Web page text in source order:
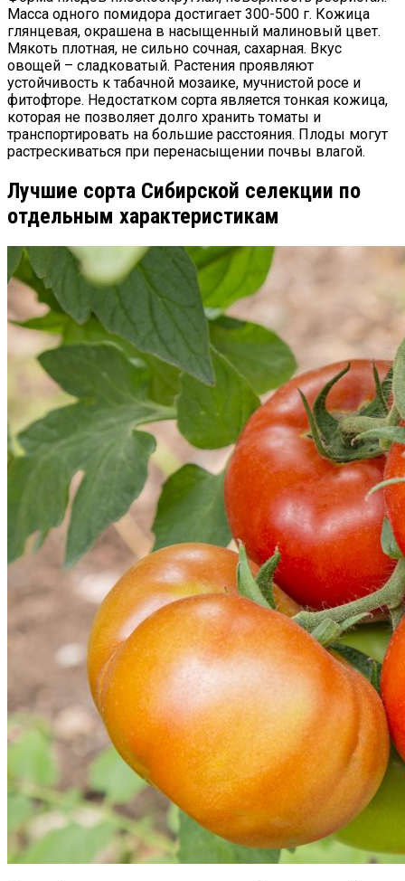
Масса одного помидора достигает 300-500 г. Кожица
глянцевая, окрашена в насыщенный малиновый цвет.
Мякоть плотная, не сильно сочная, сахарная. Вкус
овощей – сладковатый. Растения проявляют
устойчивость к табачной мозаике, мучнистой росе и
фитофторе. Недостатком сорта является тонкая кожица,
которая не позволяет долго хранить томаты и
транспортировать на большие расстояния. Плоды могут
растрескиваться при перенасыщении почвы влагой.
Лучшие сорта Сибирской селекции по
отдельным характеристикам